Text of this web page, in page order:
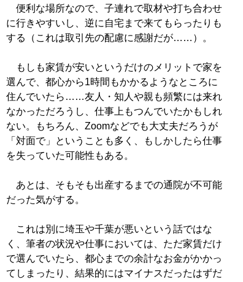
便利な場所なので、子連れで取材や打ち合わせ
に行きやすいし、逆に自宅まで来てもらったりも
する（これは取引先の配慮に感謝だが……）。
もしも家賃が安いというだけのメリットで家を
選んで、都心から1時間もかかるようなところに
住んでいたら……友人・知人や親も頻繁には来れ
なかっただろうし、仕事上もつんでいたかもしれ
ない。もちろん、Zoomなどでも大丈夫だろうが
「対面で」ということも多く、もしかしたら仕事
を失っていた可能性もある。
あとは、そもそも出産するまでの通院が不可能
だった気がする。
これは別に埼玉や千葉が悪いという話ではな
く、筆者の状況や仕事においては、ただ家賃だけ
で選んでいたら、都心までの余計なお金がかかっ
てしまったり、結果的にはマイナスだったはずだ